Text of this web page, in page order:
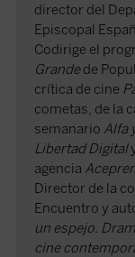
director del
Episcopal
Codirige el
Grandede
crítica de cine
cometas, de la
semanario Alfa
Libertad Digital
agencia
Director de la
Encuentro y
un espejo.
cine